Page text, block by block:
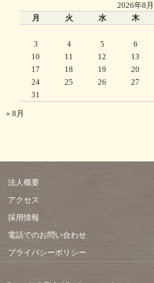
2026年8月
月
火 水 木
3
4 5 6
10
11 12 13
17
18 19 20
24
25 26 27
31
« 8月
法人概要
アクセス
採用情報
電話でのお問い合わせ
プライバシーポリシー